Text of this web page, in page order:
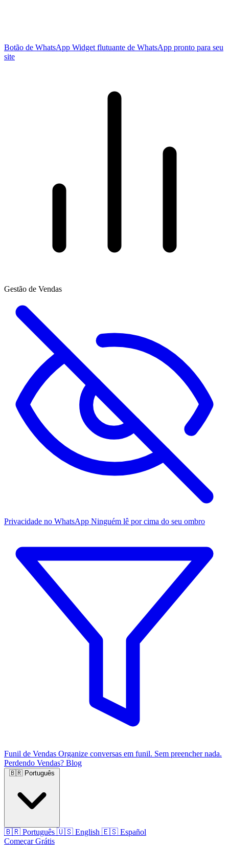
Botão de WhatsApp Widget flutuante de WhatsApp pronto para seu
site
Gestão de Vendas
Privacidade no WhatsApp Ninguém lê por cima do seu ombro
Funil de Vendas Organize conversas em funil. Sem preencher nada.
Perdendo Vendas? Blog
🇧🇷 Português
🇧🇷 Português 🇺🇸 English 🇪🇸 Español
Começar Grátis